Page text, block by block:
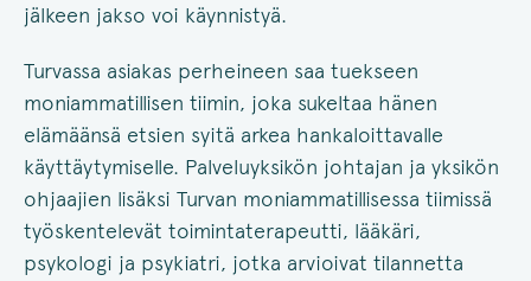
jälkeen jakso voi käynnistyä.
Turvassa asiakas perheineen saa tuekseen
moniammatillisen tiimin, joka sukeltaa hänen
elämäänsä etsien syitä arkea hankaloittavalle
käyttäytymiselle. Palveluyksikön johtajan ja yksikön
ohjaajien lisäksi Turvan moniammatillisessa tiimissä
työskentelevät toimintaterapeutti, lääkäri,
psykologi ja psykiatri, jotka arvioivat tilannetta